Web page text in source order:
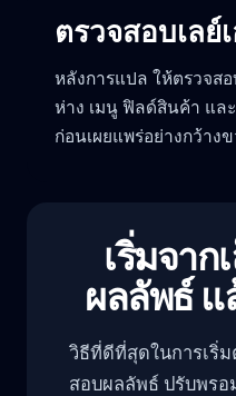
ตรวจสอบเลย์
หลังการแปล ให้ตรวจสอ
ห่าง เมนู ฟิลด์สินค้า แล
ก่อนเผยแพร่อย่างกว้าง
เริ่มจาก
ผลลัพธ์ แ
วิธีที่ดีที่สุดในการเริ่
สอบผลลัพธ์ ปรับพร